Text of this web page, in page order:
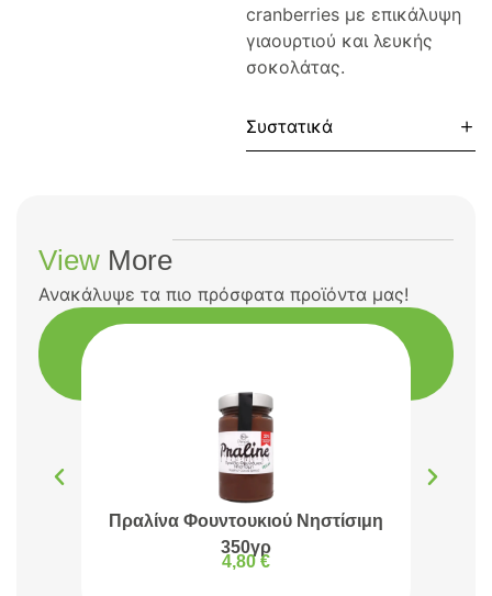
cranberries με επικάλυψη
γιαουρτιού και λευκής
σοκολάτας.
Συστατικά
View More
Ανακάλυψε τα πιο πρόσφατα προϊόντα μας!
Πραλίνα Φουντουκιού Νηστίσιμη
350γρ
4,80 €